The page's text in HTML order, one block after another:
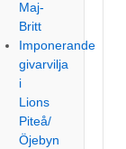
Maj-
Britt
Imponerande
givarvilja
i
Lions
Piteå/
Öjebyn